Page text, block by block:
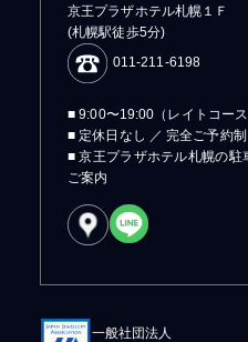
京王プラザホテル札幌１Ｆ
(札幌駅徒歩5分)
011-211-6198
■ 9:00〜19:00（レイトコー
■ 定休日なし ／ 完全ご予約制
■ 京王プラザホテル札幌の
ご案内
一般社団法人